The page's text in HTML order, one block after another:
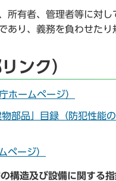
有者、管理者等に対
あり、義務を負わせたり
ンク）
ホームページ）
部品」目録（防犯性能
ページ）
構造及び設備に関する